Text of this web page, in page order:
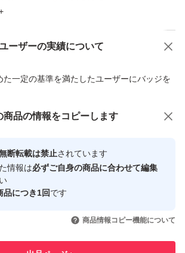
対応待てない急ぎで必要な方（即 悪い
しているのに輸送事故でも即悪い評価す
い。と記載しても現れています。 全て
、アクア用品いろいろ出品しています。
なる方は画像5と6と下記を参照くださ
悪い評価してきた者が現れましたがエ
個全て汚い（箱を開けるとジップ袋が
破れていてストーンの砂とゴミが出てき
ーザーの実績について
た一定の基準を満たしたユーザーにバッジを
このユーザーはYahoo!フリマの取
引を完了させた実績があります
での取引実績があります
で出品した商品のため一部機能は利用できません
の値下げ交渉、不適切なカテゴリ変更依頼は禁止です
商品の情報をコピーします
断転載は禁止されています
情報は必ずご自身の商品に合わせて編集
品につき1回です
商品情報コピー機能について
る人にオススメ